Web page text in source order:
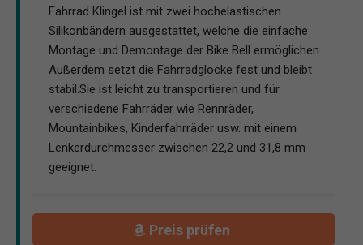
Fahrrad Klingel ist mit zwei hochelastischen
Silikonbändern ausgestattet, welche die einfache
Montage und Demontage der Bike Bell ermöglichen.
Außerdem setzt die Fahrradglocke fest und bleibt
stabil.Sie ist leicht zu transportieren und für
verschiedene Fahrräder wie Rennräder,
Mountainbikes, Kinderfahrräder usw. mit einem
Lenkerdurchmesser zwischen 22,2 und 31,8 mm
geeignet.
Preis prüfen